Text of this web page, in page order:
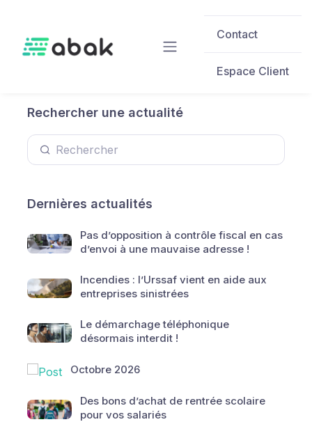
Contact
Espace Client
Rechercher une actualité
Dernières actualités
Pas d’opposition à contrôle fiscal en cas
d’envoi à une mauvaise adresse !
Incendies : l’Urssaf vient en aide aux
entreprises sinistrées
Le démarchage téléphonique
désormais interdit !
Octobre 2026
Des bons d’achat de rentrée scolaire
pour vos salariés